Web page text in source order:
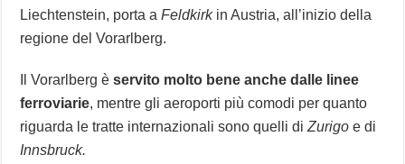
Liechtenstein, porta aFeldkirkin Austria, all’inizio della
regione del Vorarlberg.
Il Vorarlberg èservito molto bene anche dalle linee
ferroviarie, mentre gli aeroporti più comodi per quanto
riguarda le tratte internazionali sono quelli diZurigo e di
Innsbruck.